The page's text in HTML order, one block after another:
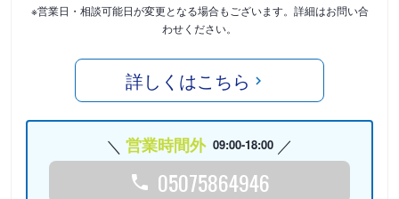
※営業日・相談可能日が変更となる場合もございます。詳細はお問い合
わせください。
詳しくはこちら
営業時間外 09:00-18:00
05075864946